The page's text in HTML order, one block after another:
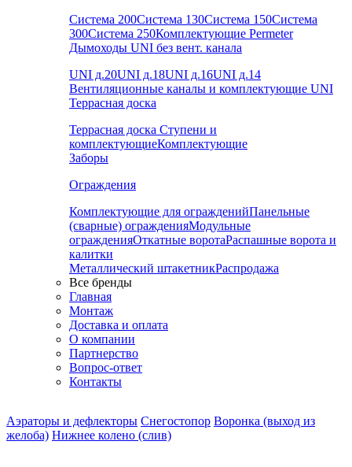
Система 200Система 130Система 150Система
300Система 250Комплектующие Permeter
Дымоходы UNI без вент. канала
UNI д.20UNI д.18UNI д.16UNI д.14
Вентиляционные каналы и комплектующие UNI
Террасная доска
Террасная доска Ступени и
комплектующиеКомплектующие
Заборы
Ограждения
Комплектующие для огражденийПанельные
(сварные) огражденияМодульные
огражденияОткатные воротаРаспашные ворота и
калитки
Металлический штакетникРаспродажа
Все бренды
Главная
Монтаж
Доставка и оплата
О компании
Партнерство
Вопрос-ответ
Контакты
Аэраторы и дефлекторы Снегостопор Воронка (выход из
желоба) Нижнее колено (слив)